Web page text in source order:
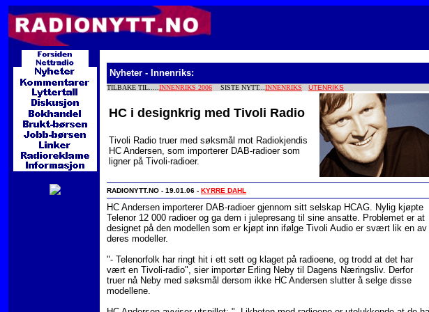
Nyheter - Innenriks:
TILBAKE TIL..... INNENRIKS 2006 SISTE NYTT... INNENRIKS UTENRIKS
HC i designkrig med Tivoli Radio
Tivoli Radio truer med søksmål mot Radiokjendis
HC Andersen, som importerer DAB-radioer som
ligner på Tivoli-radioer.
RADIONYTT.NO - 19.01.06 - KYRRE DAHL
HC Andersen importerer DAB-radioer gjennom sitt selskap HCAG. Nylig kjøpte
Telenor 12 000 radioer og ga dem i julepresang til sine ansatte. Problemet er at
designet på den modellen som er kjøpt inn ifølge Tivoli Audio er svært lik en av
deres modeller.
"- Telenorfolk har ringt hit i ett sett og klaget på radioene, og trodd at det har
vært en Tivoli-radio", sier importør Erling Neby til Dagens Næringsliv. Derfor
truer nå Neby med søksmål dersom ikke HC Andersen slutter å selge disse
modellene.